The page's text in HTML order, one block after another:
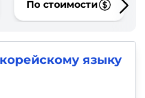
По стоимости
языку